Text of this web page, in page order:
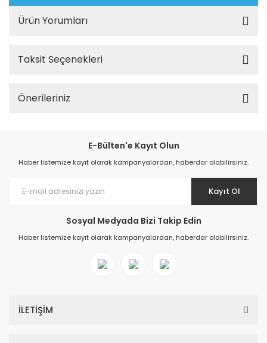
Ürün Yorumları
Taksit Seçenekleri
Önerileriniz
E-Bülten'e Kayıt Olun
Haber listemize kayıt olarak kampanyalardan, haberdar olabilirsiniz.
Kayıt Ol
Sosyal Medyada Bizi Takip Edin
Haber listemize kayıt olarak kampanyalardan, haberdar olabilirsiniz.
İLETİŞİM